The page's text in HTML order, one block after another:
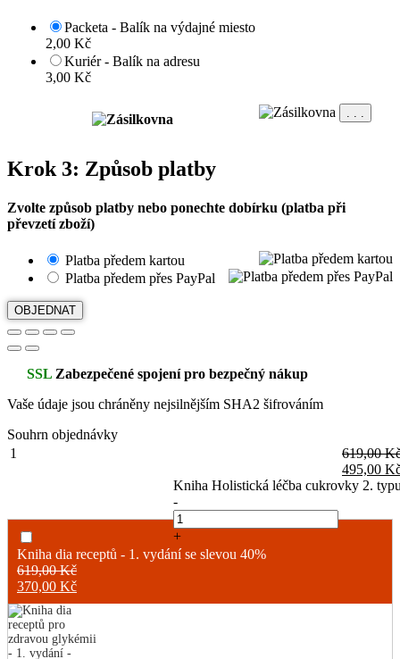
Packeta - Balík na výdajné miesto
2,00 Kč
Kuriér - Balík na adresu
3,00 Kč
Krok 3: Způsob platby
Zvolte způsob platby nebo ponechte dobírku (platba při
převzetí zboží)
Platba předem kartou
Platba předem přes PayPal
OBJEDNAT
SSL Zabezpečené spojení pro bezpečný nákup
Vaše údaje jsou chráněny nejsilnějším SHA2 šifrováním
Souhrn objednávky
1
Kniha Holistická léčba cukrovky 2.
-
+
619,00
495,00
Kniha dia receptů - 1. vydání se slevou 40%
619,00Kč
Původní
cena
byla:
619,00 Kč.
370,00 Kč
Aktuální
cena
je:
370,00 Kč.